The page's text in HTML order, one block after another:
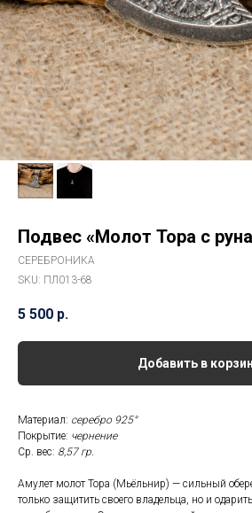
Подвес «Молот Тора с
СЕРЕБРОНИКА
SKU: ПЛ013-68
5 500 р.
Добавить в
Материал: серебро 925°
Покрытие: чернение
Ср. вес: 8,57 гр.
Амулет молот Тора (Мьёльнир) — сильный
только защитить своего владельца, но и